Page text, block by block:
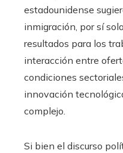
estadounidense
inmigración, por sí
resultados para los
interacción entre
condiciones
innovación
complejo.
Si bien el discurso